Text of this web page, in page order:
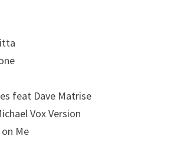
feat Dave Matrise
Vox Version
Me